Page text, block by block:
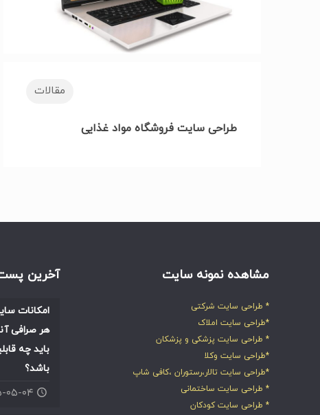
مقالات
طراحی سایت فروشگاه مواد غذایی
مشاهده نمونه سایت
* طراحی سایت شرکتی
*طراحی سایت املاک
* طراحی سایت پزشکی و پزشکان
*طراحی سایت وکلا
*طراحی سایت تالار،رستوران ،کافی شاپ
* طراحی سایت ساختمانی
* طراحی سایت کودکان
آخرین
امکانات
هر صرافی
باید چه
باشد؟
۱۴۰۵-